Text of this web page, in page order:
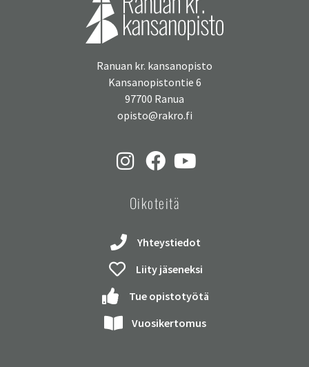
Ranuan kr. kansanopisto
Kansanopistontie 6
97700 Ranua
opisto@rakro.fi
Oikoteitä
Yhteystiedot
Liity jäseneksi
Tue opistotyötä
Vuosikertomus